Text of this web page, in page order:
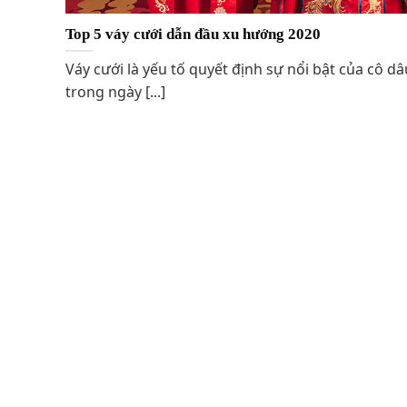
Top 5 váy cưới dẫn đầu xu hướng 2020
Váy cưới là yếu tố quyết định sự nổi bật của cô
trong ngày [...]